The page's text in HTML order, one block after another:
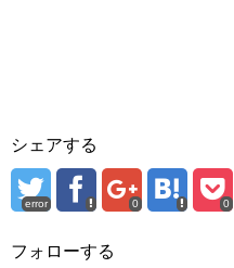
シェアする
error 0 0
フォローする